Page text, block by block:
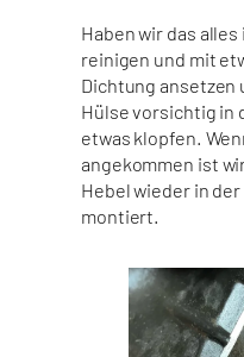
Haben wir das
reinigen und mit
Dichtung ansetzen
Hülse vorsichtig in
etwas klopfen.
angekommen ist
Hebel wieder in
montiert.